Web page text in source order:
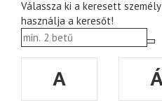
Válassza ki a keresett
használja a keresőt!
A